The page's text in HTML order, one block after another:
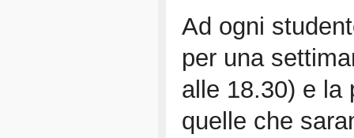
Ad ogni
per una
alle 18.30) e la
quelle che